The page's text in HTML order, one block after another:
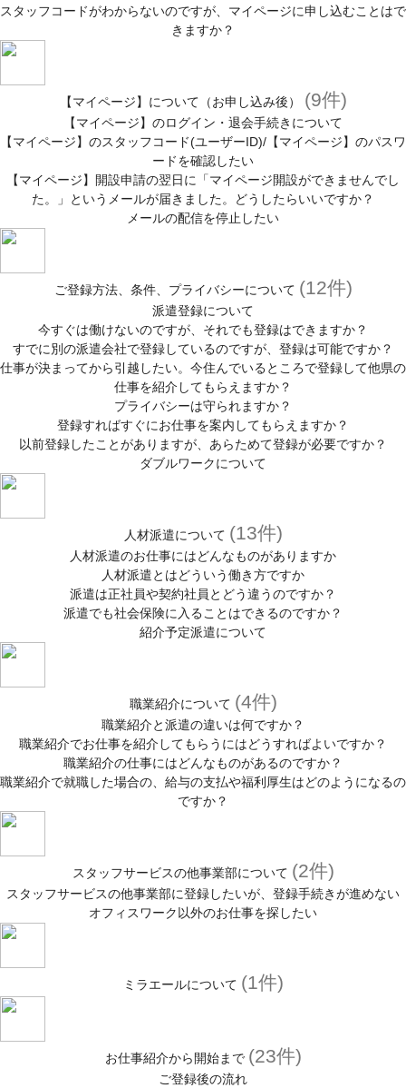
スタッフコードがわからないのですが、マイページに申し込むことはで
きますか？
【マイページ】について（お申し込み後） (9件)
【マイページ】のログイン・退会手続きについて
【マイページ】のスタッフコード(ユーザーID)/【マイページ】のパスワ
ードを確認したい
【マイページ】開設申請の翌日に「マイページ開設ができませんでし
た。」というメールが届きました。どうしたらいいですか？
メールの配信を停止したい
ご登録方法、条件、プライバシーについて (12件)
派遣登録について
今すぐは働けないのですが、それでも登録はできますか？
すでに別の派遣会社で登録しているのですが、登録は可能ですか？
仕事が決まってから引越したい。今住んでいるところで登録して他県の
仕事を紹介してもらえますか？
プライバシーは守られますか？
登録すればすぐにお仕事を案内してもらえますか？
以前登録したことがありますが、あらためて登録が必要ですか？
ダブルワークについて
人材派遣について (13件)
人材派遣のお仕事にはどんなものがありますか
人材派遣とはどういう働き方ですか
派遣は正社員や契約社員とどう違うのですか？
派遣でも社会保険に入ることはできるのですか？
紹介予定派遣について
職業紹介について (4件)
職業紹介と派遣の違いは何ですか？
職業紹介でお仕事を紹介してもらうにはどうすればよいですか？
職業紹介の仕事にはどんなものがあるのですか？
職業紹介で就職した場合の、給与の支払や福利厚生はどのようになるの
ですか？
スタッフサービスの他事業部について (2件)
スタッフサービスの他事業部に登録したいが、登録手続きが進めない
オフィスワーク以外のお仕事を探したい
ミラエールについて (1件)
お仕事紹介から開始まで (23件)
ご登録後の流れ